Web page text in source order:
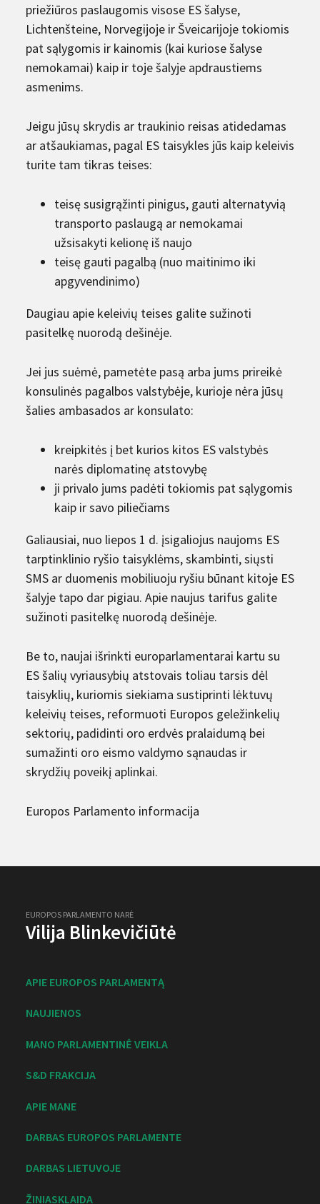
priežiūros paslaugomis visose ES šalyse,
Lichtenšteine, Norvegijoje ir Šveicarijoje tokiomis
pat sąlygomis ir kainomis (kai kuriose šalyse
nemokamai) kaip ir toje šalyje apdraustiems
asmenims.
Jeigu jūsų skrydis ar traukinio reisas atidedamas
ar atšaukiamas, pagal ES taisykles jūs kaip keleivis
turite tam tikras teises:
teisę susigrąžinti pinigus, gauti alternatyvią
transporto paslaugą ar nemokamai
užsisakyti kelionę iš naujo
teisę gauti pagalbą (nuo maitinimo iki
apgyvendinimo)
Daugiau apie keleivių teises galite sužinoti
pasitelkę nuorodą dešinėje.
Jei jus suėmė, pametėte pasą arba jums prireikė
konsulinės pagalbos valstybėje, kurioje nėra jūsų
šalies ambasados ar konsulato:
kreipkitės į bet kurios kitos ES valstybės
narės diplomatinę atstovybę
ji privalo jums padėti tokiomis pat sąlygomis
kaip ir savo piliečiams
Galiausiai, nuo liepos 1 d. įsigaliojus naujoms ES
tarptinklinio ryšio taisyklėms, skambinti, siųsti
SMS ar duomenis mobiliuoju ryšiu būnant kitoje ES
šalyje tapo dar pigiau. Apie naujus tarifus galite
sužinoti pasitelkę nuorodą dešinėje.
Be to, naujai išrinkti europarlamentarai kartu su
ES šalių vyriausybių atstovais toliau tarsis dėl
taisyklių, kuriomis siekiama sustiprinti lėktuvų
keleivių teises, reformuoti Europos geležinkelių
sektorių, padidinti oro erdvės pralaidumą bei
sumažinti oro eismo valdymo sąnaudas ir
skrydžių poveikį aplinkai.
Europos Parlamento informacija
EUROPOS PARLAMENTO NARĖ
Vilija Blinkevičiūtė
APIE EUROPOS PARLAMENTĄ
NAUJIENOS
MANO PARLAMENTINĖ VEIKLA
S&D FRAKCIJA
APIE MANE
DARBAS EUROPOS PARLAMENTE
DARBAS LIETUVOJE
ŽINIASKLAIDA